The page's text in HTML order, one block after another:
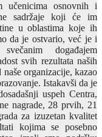
učenicima osnovnih i
sadržaje koji će im
u oblastima koje ih
da je ostvario, već je i
događajem
svih rezultata naših
organizacije, kazao
Istakavši da je
uspeh Centra,
nagrade, 28 prvih, 21
za izuzetan kvalitet
kojima se posebno